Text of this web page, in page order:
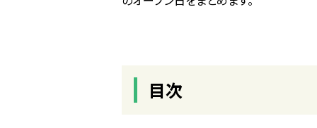
目次